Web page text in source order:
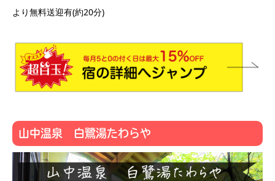
より無料送迎有(約20分)
山中温泉 白鷺湯たわらや